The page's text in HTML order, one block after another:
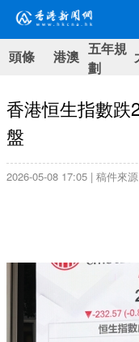
頭條 港澳 五年規
劃
香港恒生指數
盤
2026-05-08 17:05 | 稿件來